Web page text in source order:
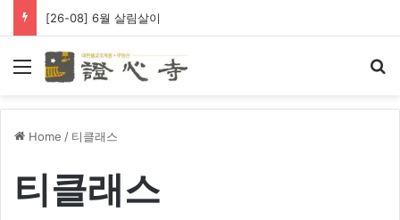
[26-08] 6월 살림살이
Menu
Home / 티클래스
티클래스